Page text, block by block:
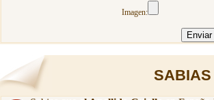
Imagen:
SABIAS